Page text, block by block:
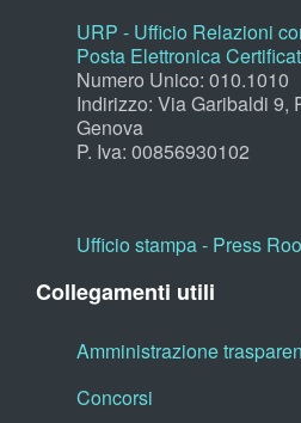
URP - Ufficio Relazioni
Posta Elettronica
Numero Unico: 010.1010
Indirizzo: Via Garibaldi 9,
Genova
P. Iva: 00856930102
Ufficio stampa - Press
Collegamenti utili
Amministrazione
Concorsi